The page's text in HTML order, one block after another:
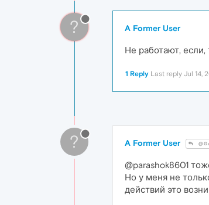
? A Former User
Не работают, если,
1 Reply Last reply Jul 14,
? A Former User
@parashok8601
Но у меня не
действий это